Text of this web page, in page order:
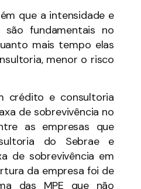
que a intensidade e
fundamentais no
mais tempo elas
menor o risco
crédito e consultoria
de sobrevivência no
as empresas que
do Sebrae e
de sobrevivência em
da empresa foi de
das MPE que não